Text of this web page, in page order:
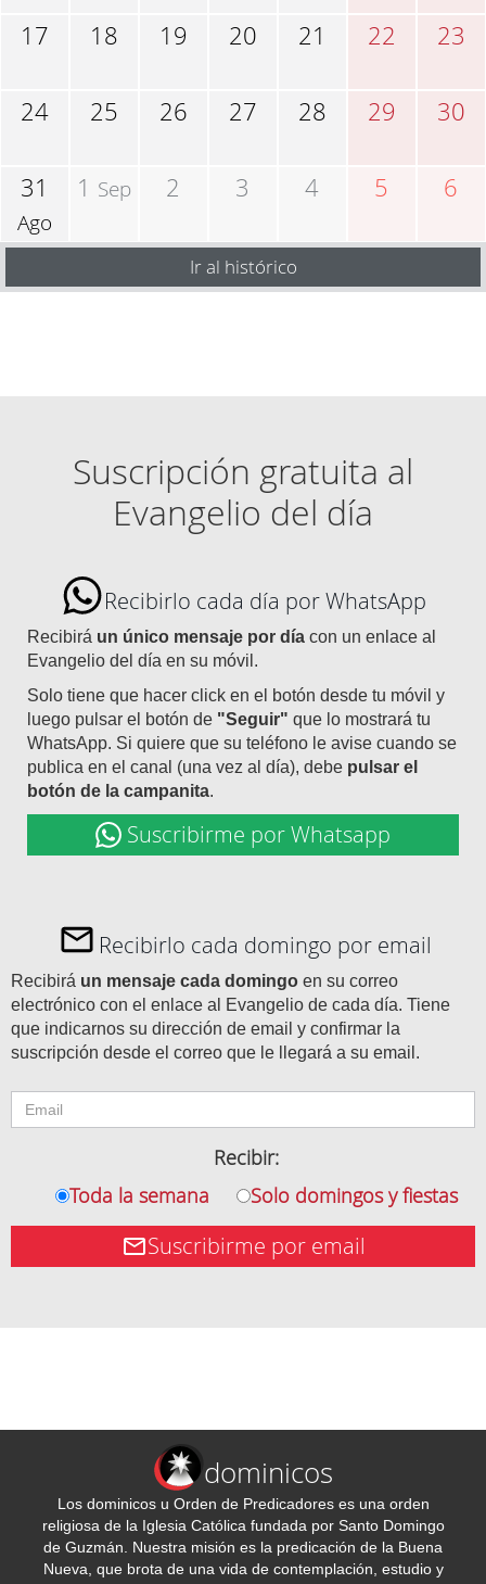
17 18 19 20 21 22 23
24 25 26 27 28 29 30
31
Ago
1 Sep 2 3 4 5 6
Ir al histórico
Suscripción gratuita al
Evangelio del día
Recibirlo cada día por WhatsApp
Recibirá un único mensaje por día con un enlace al
Evangelio del día en su móvil.
Solo tiene que hacer click en el botón desde tu móvil y
luego pulsar el botón de "Seguir" que lo mostrará tu
WhatsApp. Si quiere que su teléfono le avise cuando se
publica en el canal (una vez al día), debe pulsar el
botón de la campanita.
Suscribirme por Whatsapp
Recibirlo cada domingo por email
Recibirá un mensaje cada domingo en su correo
electrónico con el enlace al Evangelio de cada día. Tiene
que indicarnos su dirección de email y confirmar la
suscripción desde el correo que le llegará a su email.
Recibir:
Toda la semana
Solo domingos y fiestas
Suscribirme por email
dominicos
Los dominicos u Orden de Predicadores es una orden
religiosa de la Iglesia Católica fundada por Santo Domingo
de Guzmán. Nuestra misión es la predicación de la Buena
Nueva, que brota de una vida de contemplación, estudio y